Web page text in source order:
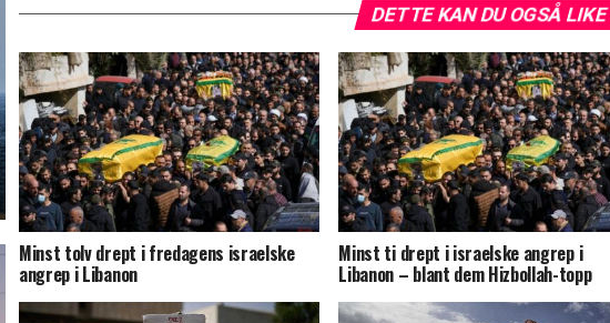
DETTE KAN DU OGSÅ LIKE
Minst tolv drept i fredagens israelske
angrep i Libanon
Minst ti drept i israelske angrep i
Libanon – blant dem Hizbollah-topp